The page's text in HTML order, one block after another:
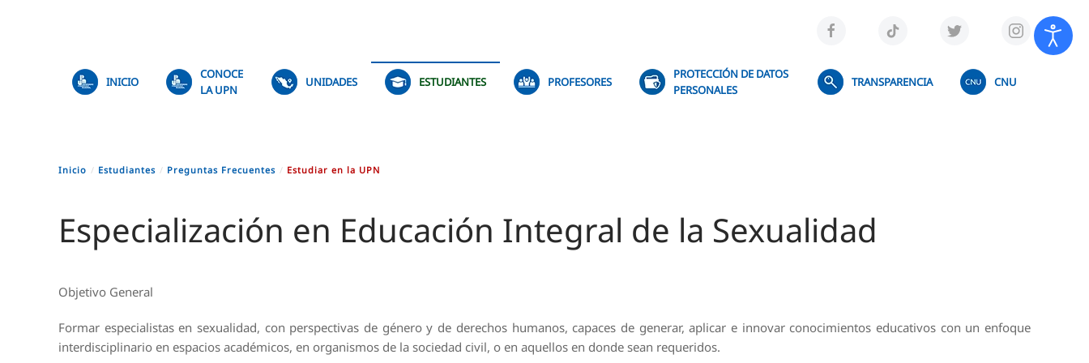
INICIO
CONOCE
LA UPN
UNIDADES ESTUDIANTES PROFESORES
PROTECCIÓN DE DATOS
PERSONALES
TRANSPARENCIA CNU
Inicio Estudiantes Preguntas Frecuentes Estudiar en la UPN
Especialización en Educación Integral de la Sexualidad
Objetivo General
Formar especialistas en sexualidad, con perspectivas de género y de derechos humanos, capaces de generar, aplicar e innovar conocimientos educativos con un enfoque
interdisciplinario en espacios académicos, en organismos de la sociedad civil, o en aquellos en donde sean requeridos.